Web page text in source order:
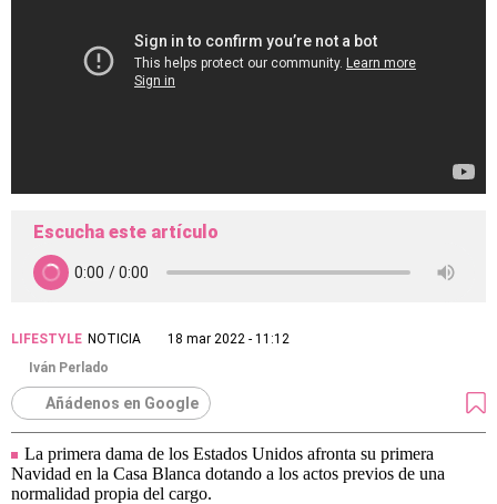
Escucha este artículo
LIFESTYLE NOTICIA
18 mar 2022 - 11:12
Iván Perlado
Añádenos en Google
La primera dama de los Estados Unidos afronta su primera
Navidad en la Casa Blanca dotando a los actos previos de una
normalidad propia del cargo.